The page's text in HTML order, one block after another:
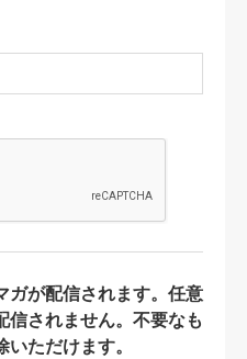
ガが配信されます。任意
されません。不要なも
ただけます。